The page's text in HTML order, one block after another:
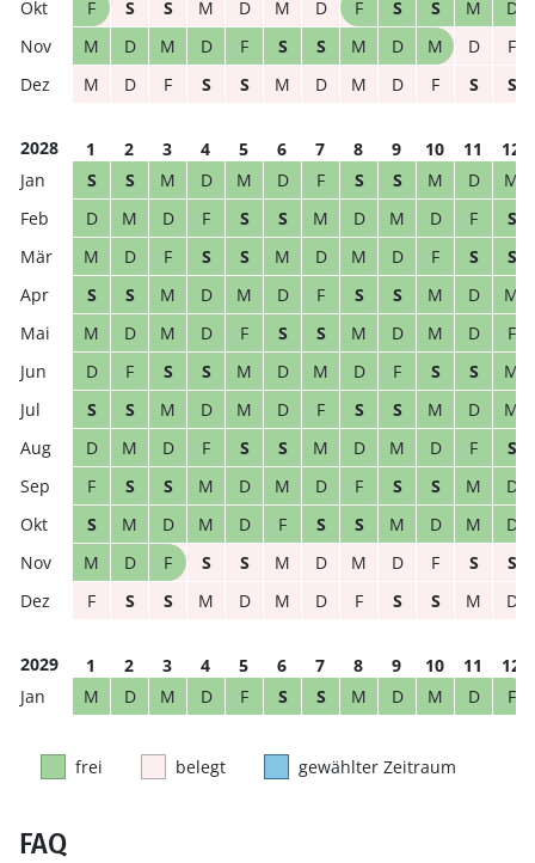
F S S M D M D F S S M
D
M
D M D F S S M D M D
F
M
D F S S M D M D F S S
2028 1 2 3 4 5 6 7 8 9 10 11
12
S
S M D M D F S S M D
M
D
M D F S S M D M D F
S
M
D F S S M D M D F S
S
S
S M D M D F S S M D
M
M
D M D F S S M D M D
F
D
F S S M D M D F S S
M
S
S M D M D F S S M D
M
D
M D F S S M D M D F
S
F
S S M D M D F S S M
D
S
M D M D F S S M D M
D
M
D F S S M D M D F S
S
F
S S M D M D F S S M D
2029 1 2 3 4 5 6 7 8 9 10 11
12
M
D M D F S S M D M D F
frei belegt gewählter Zeitraum
FAQ